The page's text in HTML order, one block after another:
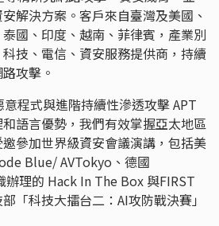
解決方案。客戶來自臺灣及美國、
國、印度、越南、菲律賓，產業別
技、電信、資安服務提供商，持續
攻擊。
程式與進階持續性滲透攻擊 APT
語言優勢，我們有效掌握亞太地區
參加世界級資安會議演講，包括美
Blue/ AVTokyo、德國
理的 Hack In The Box 與FIRST
「科技大擂台二：AI攻防戰決賽」